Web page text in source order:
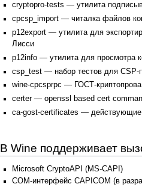
cryptopro-tests — утилита
cpcsp_import — читалка файлов
p12export — утилита для
Лисси
p12info — утилита для просмотра
csp_test — набор тестов для CSP-
wine-cpcsprpc — ГОСТ-
certer — openssl based cert
ca-gost-certificates — действующие
В Wine поддерживает
Microsoft CryptoAPI (MS-CAPI)
COM-интерфейс CAPICOM (в